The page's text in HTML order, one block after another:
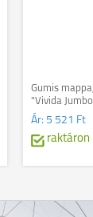
Gumis
"Vivida
Ár: 5 521 Ft
raktáron